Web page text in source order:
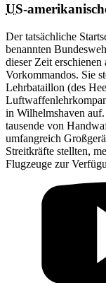
US-
Der tatsächliche
benannten
dieser Zeit erschienen
Vorkommandos. Sie
Lehrbataillon (des
in Wilhelmshaven
tausende von
umfangreich
Streitkräfte stellten,
Flugzeuge zur